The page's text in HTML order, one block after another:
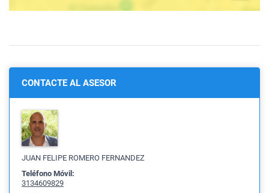
CONTACTE AL ASESOR
JUAN FELIPE ROMERO FERNANDEZ
Teléfono Móvil:
3134609829